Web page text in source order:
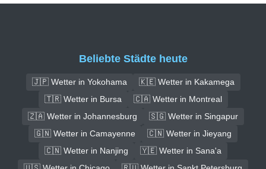
Beliebte Städte heute
🇯🇵 Wetter in Yokohama
🇰🇪 Wetter in Kakamega
🇹🇷 Wetter in Bursa
🇨🇦 Wetter in Montreal
🇿🇦 Wetter in Johannesburg
🇸🇬 Wetter in Singapur
🇬🇳 Wetter in Camayenne
🇨🇳 Wetter in Jieyang
🇨🇳 Wetter in Nanjing
🇾🇪 Wetter in Sana'a